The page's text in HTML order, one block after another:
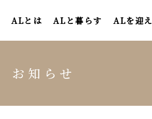
ALとは ALと暮らす ALを迎
お知らせ